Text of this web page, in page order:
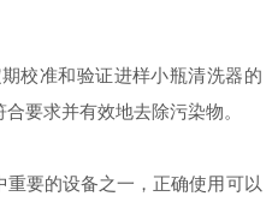
准和验证进样小瓶清洗器的
要求并有效地去除污染物。
要的设备之一，正确使用可以